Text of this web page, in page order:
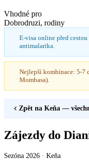
Vhodné pro
Dobrodruzi, rodiny
E-visa online před
antimalarika.
Nejlepší kombinace: 5-7
Mombasa).
Zpět na Keňa —
Zájezdy do
Sezóna 2026 · Keňa